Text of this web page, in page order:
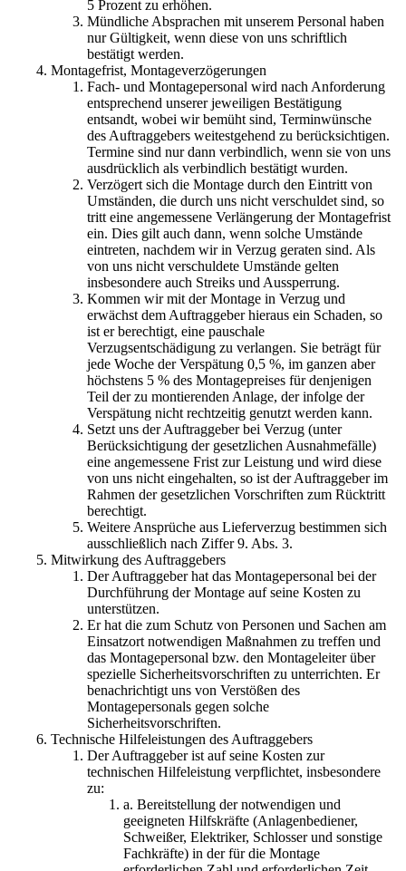
5 Prozent zu erhöhen.
Mündliche Absprachen mit unserem Personal haben
nur Gültigkeit, wenn diese von uns schriftlich
bestätigt werden.
Montagefrist, Montageverzögerungen
Fach- und Montagepersonal wird nach Anforderung
entsprechend unserer jeweiligen Bestätigung
entsandt, wobei wir bemüht sind, Terminwünsche
des Auftraggebers weitestgehend zu berücksichtigen.
Termine sind nur dann verbindlich, wenn sie von uns
ausdrücklich als verbindlich bestätigt wurden.
Verzögert sich die Montage durch den Eintritt von
Umständen, die durch uns nicht verschuldet sind, so
tritt eine angemessene Verlängerung der Montagefrist
ein. Dies gilt auch dann, wenn solche Umstände
eintreten, nachdem wir in Verzug geraten sind. Als
von uns nicht verschuldete Umstände gelten
insbesondere auch Streiks und Aussperrung.
Kommen wir mit der Montage in Verzug und
erwächst dem Auftraggeber hieraus ein Schaden, so
ist er berechtigt, eine pauschale
Verzugsentschädigung zu verlangen. Sie beträgt für
jede Woche der Verspätung 0,5 %, im ganzen aber
höchstens 5 % des Montagepreises für denjenigen
Teil der zu montierenden Anlage, der infolge der
Verspätung nicht rechtzeitig genutzt werden kann.
Setzt uns der Auftraggeber bei Verzug (unter
Berücksichtigung der gesetzlichen Ausnahmefälle)
eine angemessene Frist zur Leistung und wird diese
von uns nicht eingehalten, so ist der Auftraggeber im
Rahmen der gesetzlichen Vorschriften zum Rücktritt
berechtigt.
Weitere Ansprüche aus Lieferverzug bestimmen sich
ausschließlich nach Ziffer 9. Abs. 3.
Mitwirkung des Auftraggebers
Der Auftraggeber hat das Montagepersonal bei der
Durchführung der Montage auf seine Kosten zu
unterstützen.
Er hat die zum Schutz von Personen und Sachen am
Einsatzort notwendigen Maßnahmen zu treffen und
das Montagepersonal bzw. den Montageleiter über
spezielle Sicherheitsvorschriften zu unterrichten. Er
benachrichtigt uns von Verstößen des
Montagepersonals gegen solche
Sicherheitsvorschriften.
Technische Hilfeleistungen des Auftraggebers
Der Auftraggeber ist auf seine Kosten zur
technischen Hilfeleistung verpflichtet, insbesondere
zu:
a. Bereitstellung der notwendigen und
geeigneten Hilfskräfte (Anlagenbediener,
Schweißer, Elektriker, Schlosser und sonstige
Fachkräfte) in der für die Montage